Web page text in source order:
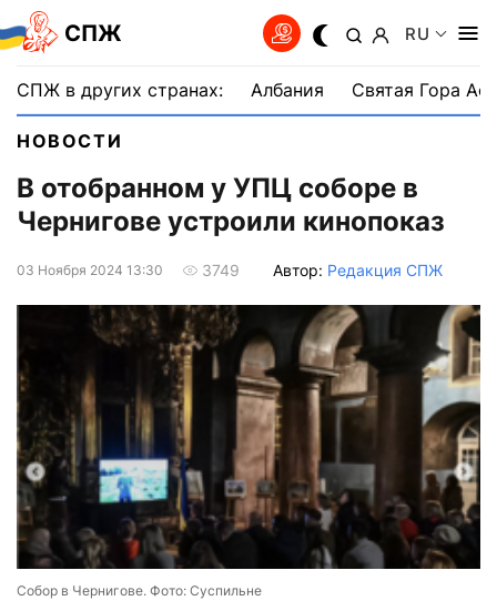
СПЖ RU
СПЖ в других странах: Албания Святая Гора
НОВОСТИ
В отобранном у УПЦ соборе в
Чернигове устроили кинопоказ
03 Ноября 2024 13:30 3749 Автор: Редакция СПЖ
Собор в Чернигове. Фото: Суспильне